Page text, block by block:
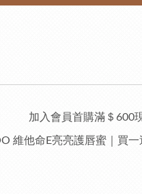
加入會員首購滿＄600
維他命E亮亮護唇蜜｜買一